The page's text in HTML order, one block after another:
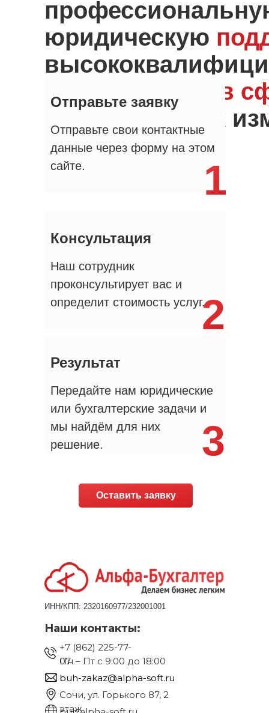
юридическую
специалистов
в
и юридических
Отправьте заявку
Отправьте свои контактные
данные через форму на этом
сайте.
1
Консультация
Наш сотрудник
проконсультирует вас и
определит стоимость услуг.
3
Результат
Передайте нам юридические
или бухгалтерские задачи и
мы найдём для них
решение.
Оставить заявку
2
ИНН/КПП: 2320160977/232001001
Наши контакты:
buh-zakaz@alpha-soft.ru
+7 (862) 225-77-
07
Пн – Пт с 9:00 до 18:00
Сочи, ул. Горького 87, 2
этаж